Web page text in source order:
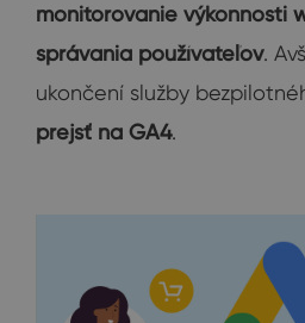
monitorovanie výkonnosti
správania používateľov.
ukončení služby
prejsť na GA4.